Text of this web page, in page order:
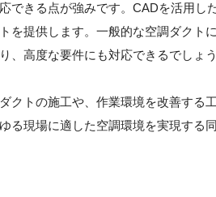
きる点が強みです。CADを活用し
を提供します。一般的な空調ダクト
高度な要件にも対応できるでしょう
クトの施工や、作業環境を改善する
現場に適した空調環境を実現する